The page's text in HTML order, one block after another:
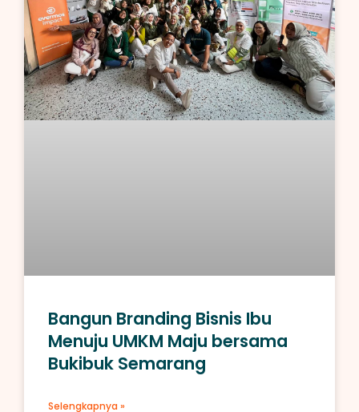
Bangun Branding Bisnis Ibu
Menuju UMKM Maju bersama
Bukibuk Semarang
Selengkapnya »